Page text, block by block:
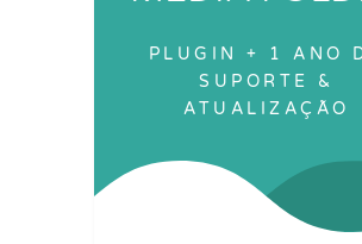
PLUGIN + 1 ANO
SUPORTE &
ATUALIZAÇÃO